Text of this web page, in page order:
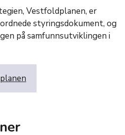
Vestfoldplanen, er
styringsdokument, og
på samfunnsutviklingen i